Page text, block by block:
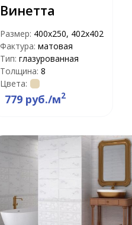
Винетта
Размер: 400х250, 402х402
Фактура: матовая
Тип: глазурованная
Толщина: 8
Цвета:
779 руб./м2